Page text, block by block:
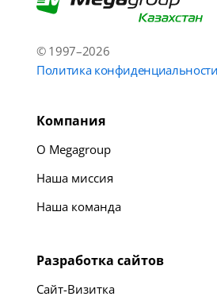
© 1997–2026
Политика конфиденциальности
Компания
О Megagroup
Наша миссия
Наша команда
Разработка сайтов
Сайт-Визитка